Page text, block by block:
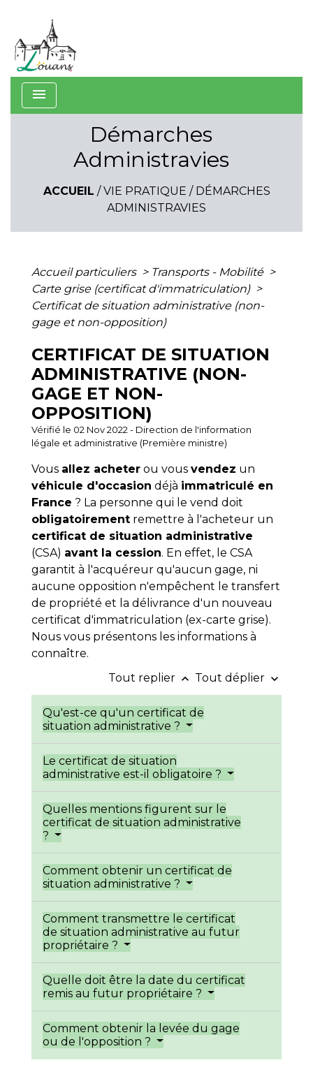
menu
Démarches
Administravies
ACCUEIL / VIE PRATIQUE / DÉMARCHES
ADMINISTRAVIES
Accueil particuliers > Transports - Mobilité >
Carte grise (certificat d'immatriculation) >
Certificat de situation administrative (non-
gage et non-opposition)
CERTIFICAT DE SITUATION
ADMINISTRATIVE (NON-
GAGE ET NON-
OPPOSITION)
Vérifié le 02 Nov 2022 - Direction de l'information
légale et administrative (Première ministre)
Vous allez acheter ou vous vendez un
véhicule d'occasion déjà immatriculé en
France ? La personne qui le vend doit
obligatoirement remettre à l'acheteur un
certificat de situation administrative
(CSA) avant la cession. En effet, le CSA
garantit à l'acquéreur qu'aucun gage, ni
aucune opposition n'empêchent le transfert
de propriété et la délivrance d'un nouveau
certificat d'immatriculation (ex-carte grise).
Nous vous présentons les informations à
connaître.
Tout replier keyboard_arrow_up Tout déplier keyboard_arrow_down
Qu'est-ce qu'un certificat de
situation administrative ?
Le certificat de situation
administrative est-il obligatoire ?
Quelles mentions figurent sur le
certificat de situation administrative
?
Comment obtenir un certificat de
situation administrative ?
Comment transmettre le certificat
de situation administrative au futur
propriétaire ?
Quelle doit être la date du certificat
remis au futur propriétaire ?
Comment obtenir la levée du gage
ou de l'opposition ?